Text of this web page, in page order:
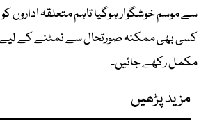
سے موسم خوشگوار ہوگیا تاہم متعلقہ
کسی بھی ممکنہ صورتحال سے نمٹنے کے
مکمل رکھے جائیں۔
مزید پڑھیں